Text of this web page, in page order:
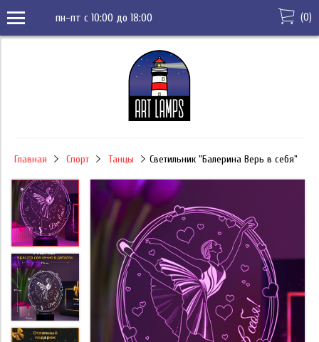
пн-пт с 10:00 до 18:00 (0)
Главная Спорт Танцы Светильник "Балерина Верь в себя"